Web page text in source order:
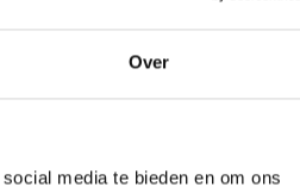
Over
media te bieden en om ons
X 1 €10.20